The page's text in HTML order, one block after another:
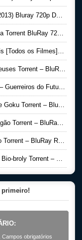
– Torrent Download
Dublado 5.1 (2015) Download
Torrent PT-PT Download
Rip 1080p Dublado 5.1 (1995)
Rip 720p Dublado (1993)
Rip 720p Dublado (1995)
Rip 720p Dublado (1995)
Rip 720p Dublado (1995)
Rip 720p Dublado (1994)
primeiro!
obrigatórios